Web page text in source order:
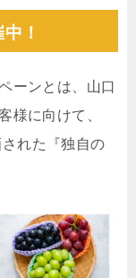
！
ーンとは、山口
様に向けて、
れた『独自の